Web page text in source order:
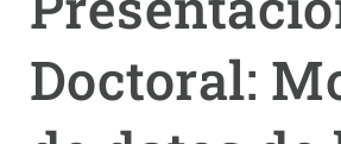
Doctoral:
menu
INVESTIGACIÓN
CIENCIA EN ACCIÓN